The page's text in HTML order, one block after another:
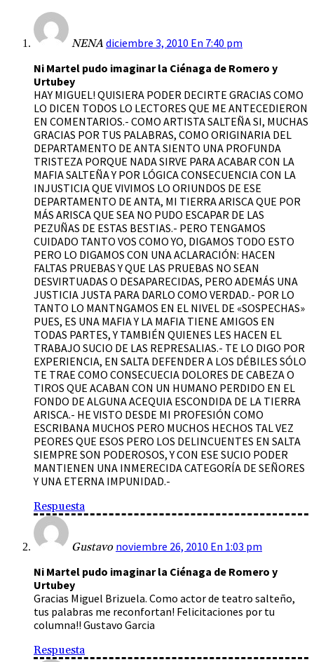
NENA diciembre 3, 2010 En 7:40 pm
Ni Martel pudo imaginar la Ciénaga de Romero y
Urtubey
HAY MIGUEL! QUISIERA PODER DECIRTE GRACIAS COMO
LO DICEN TODOS LO LECTORES QUE ME ANTECEDIERON
EN COMENTARIOS.- COMO ARTISTA SALTEÑA SI, MUCHAS
GRACIAS POR TUS PALABRAS, COMO ORIGINARIA DEL
DEPARTAMENTO DE ANTA SIENTO UNA PROFUNDA
TRISTEZA PORQUE NADA SIRVE PARA ACABAR CON LA
MAFIA SALTEÑA Y POR LÓGICA CONSECUENCIA CON LA
INJUSTICIA QUE VIVIMOS LO ORIUNDOS DE ESE
DEPARTAMENTO DE ANTA, MI TIERRA ARISCA QUE POR
MÁS ARISCA QUE SEA NO PUDO ESCAPAR DE LAS
PEZUÑAS DE ESTAS BESTIAS.- PERO TENGAMOS
CUIDADO TANTO VOS COMO YO, DIGAMOS TODO ESTO
PERO LO DIGAMOS CON UNA ACLARACIÓN: HACEN
FALTAS PRUEBAS Y QUE LAS PRUEBAS NO SEAN
DESVIRTUADAS O DESAPARECIDAS, PERO ADEMÁS UNA
JUSTICIA JUSTA PARA DARLO COMO VERDAD.- POR LO
TANTO LO MANTNGAMOS EN EL NIVEL DE «SOSPECHAS»
PUES, ES UNA MAFIA Y LA MAFIA TIENE AMIGOS EN
TODAS PARTES, Y TAMBIÉN QUIENES LES HACEN EL
TRABAJO SUCIO DE LAS REPRESALIAS.- TE LO DIGO POR
EXPERIENCIA, EN SALTA DEFENDER A LOS DÉBILES SÓLO
TE TRAE COMO CONSECUECIA DOLORES DE CABEZA O
TIROS QUE ACABAN CON UN HUMANO PERDIDO EN EL
FONDO DE ALGUNA ACEQUIA ESCONDIDA DE LA TIERRA
ARISCA.- HE VISTO DESDE MI PROFESIÓN COMO
ESCRIBANA MUCHOS PERO MUCHOS HECHOS TAL VEZ
PEORES QUE ESOS PERO LOS DELINCUENTES EN SALTA
SIEMPRE SON PODEROSOS, Y CON ESE SUCIO PODER
MANTIENEN UNA INMERECIDA CATEGORÍA DE SEÑORES
Y UNA ETERNA IMPUNIDAD.-
Respuesta
Gustavo noviembre 26, 2010 En 1:03 pm
Ni Martel pudo imaginar la Ciénaga de Romero y
Urtubey
Gracias Miguel Brizuela. Como actor de teatro salteño,
tus palabras me reconfortan! Felicitaciones por tu
columna!! Gustavo Garcia
Respuesta